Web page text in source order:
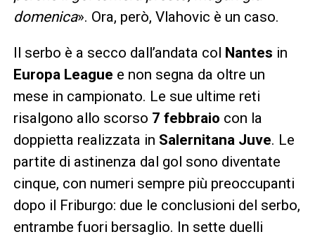
domenica». Ora, però, Vlahovic è un caso.
Il serbo è a secco dall’andata col Nantes in
Europa League e non segna da oltre un
mese in campionato. Le sue ultime reti
risalgono allo scorso 7 febbraio con la
doppietta realizzata in Salernitana Juve. Le
partite di astinenza dal gol sono diventate
cinque, con numeri sempre più preoccupanti
dopo il Friburgo: due le conclusioni del serbo,
entrambe fuori bersaglio. In sette duelli